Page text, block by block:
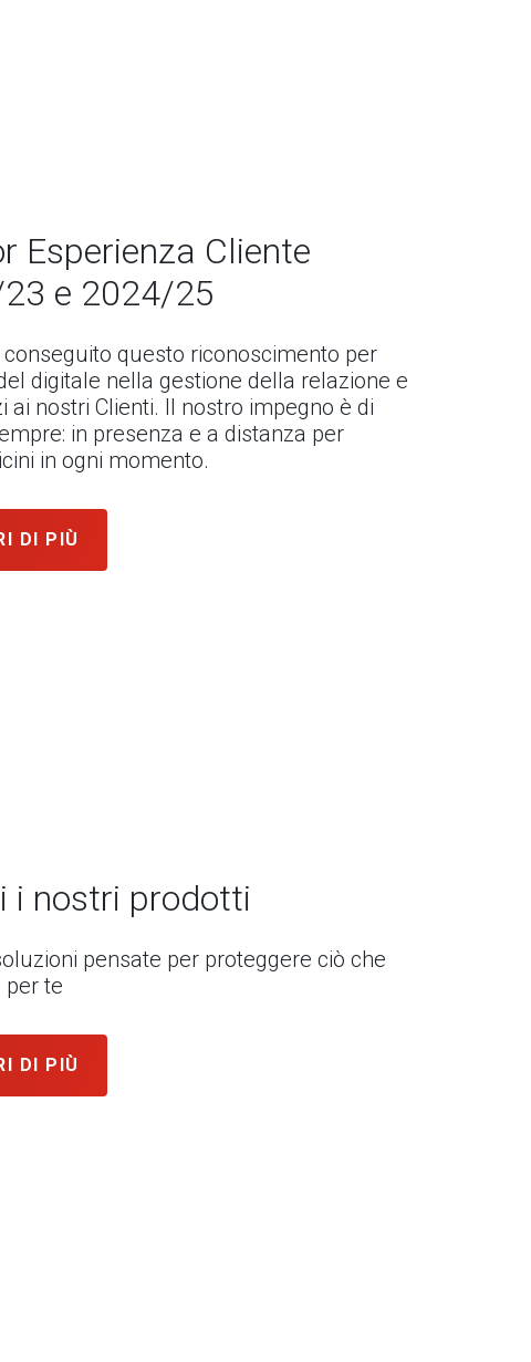
Esperienza Cliente
e 2024/25
questo riconoscimento per
digitale nella gestione della relazione e
ai nostri Clienti. Il nostro impegno è di
in presenza e a distanza per
in ogni momento.
DI PIÙ
i nostri prodotti
pensate per proteggere ciò che
per te
DI PIÙ